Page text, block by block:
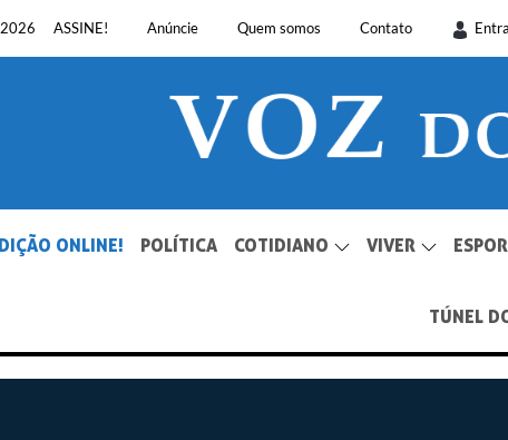
ASSINE! Anúncie Quem somos Contato
VOZ. DESDE 1948.
ONLINE! POLÍTICA COTIDIANO VIVER
TÚNEL